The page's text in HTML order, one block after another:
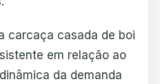
carcaça casada de boi
em relação ao
da demanda